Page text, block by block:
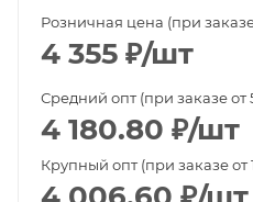
Розничная цена (при
4 355 ₽/шт
Средний опт (при заказе от
4 180.80 ₽/шт
Крупный опт (при заказе от